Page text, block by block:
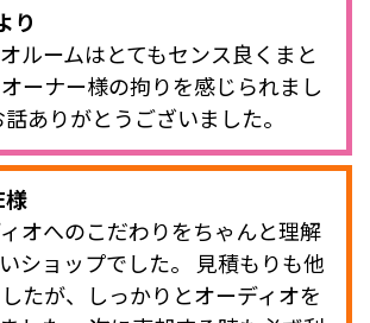
り
ルームはとてもセンス良くまと
ーナー様の拘りを感じられまし
ありがとうございました。
オへのこだわりをちゃんと理解
ショップでした。 見積もりも他
たが、しっかりとオーディオを